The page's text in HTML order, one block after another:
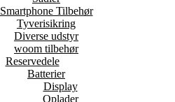
Smartphone Tilbehør
Tyverisikring
Diverse udstyr
woom tilbehør
Reservedele
Batterier
Display
Oplader